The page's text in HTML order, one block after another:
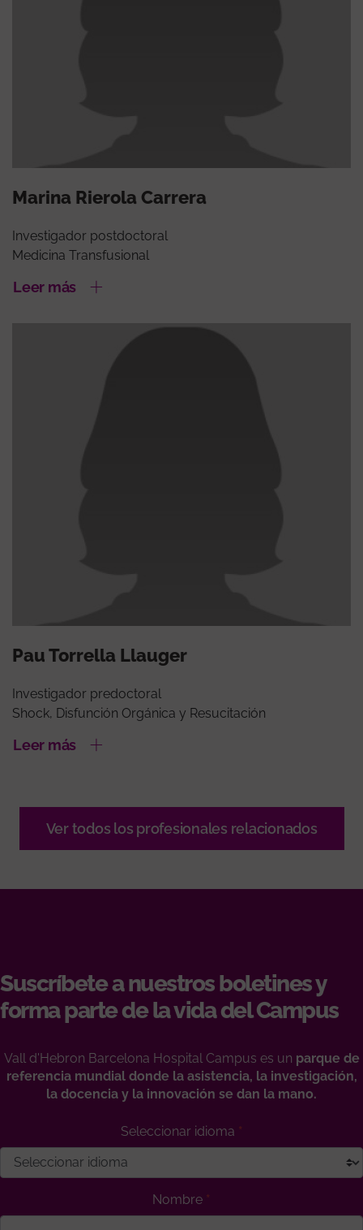
Marina Rierola Carrera
Investigador postdoctoral
Medicina Transfusional
Leer más
Pau Torrella Llauger
Investigador predoctoral
Shock, Disfunción Orgánica y Resucitación
Leer más
Ver todos los profesionales relacionados
Suscríbete a nuestros boletines y
forma parte de la vida del Campus
Vall d'Hebron Barcelona Hospital Campus es un parque de
referencia mundial donde la asistencia, la investigación,
la docencia y la innovación se dan la mano.
Seleccionar idioma
Nombre